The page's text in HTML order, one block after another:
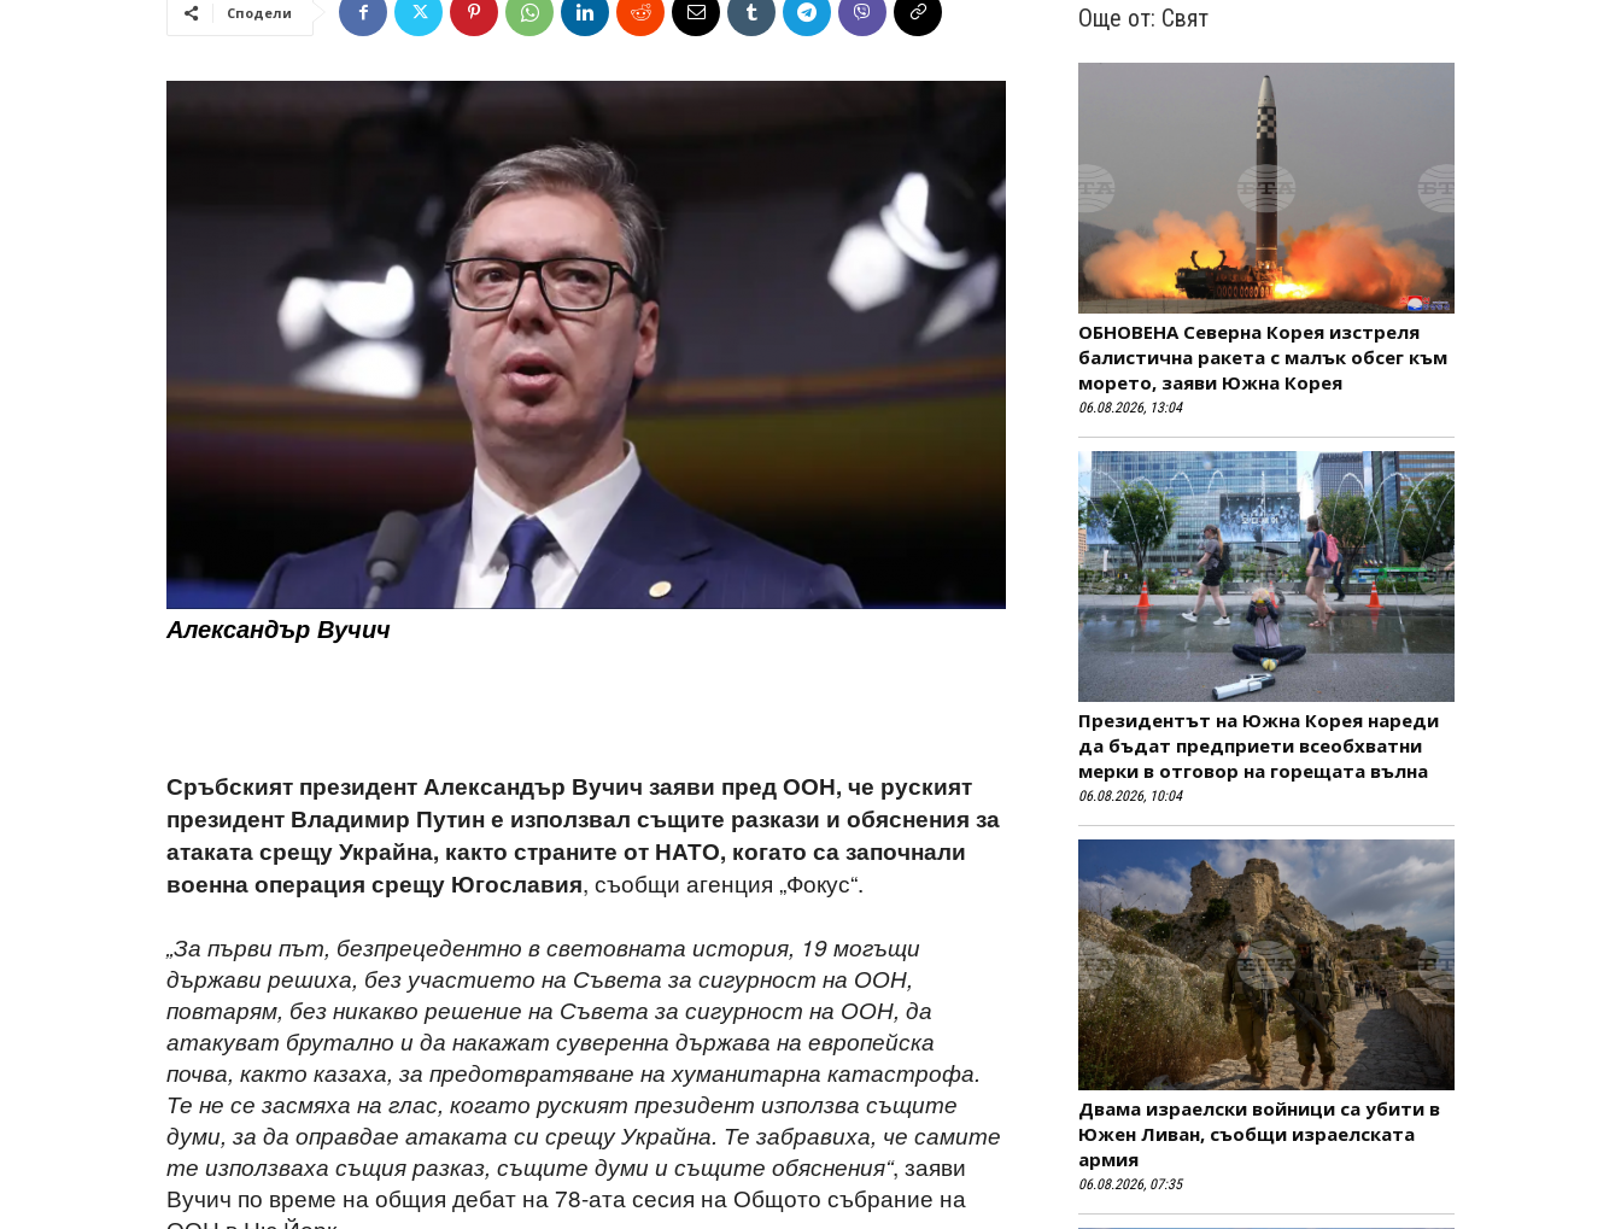
Сподели
Александър Вучич
Сръбският президент Александър Вучич заяви пред ООН, че руският
президент Владимир Путин е използвал същите разкази и обяснения за
атаката срещу Украйна, както страните от НАТО, когато са започнали
военна операция срещу Югославия, съобщи агенция „Фокус“.
„За първи път, безпрецедентно в световната история, 19 могъщи
държави решиха, без участието на Съвета за сигурност на ООН,
повтарям, без никакво решение на Съвета за сигурност на ООН, да
атакуват брутално и да накажат суверенна държава на европейска
почва, както казаха, за предотвратяване на хуманитарна катастрофа.
Те не се засмяха на глас, когато руският президент използва същите
думи, за да оправдае атаката си срещу Украйна. Те забравиха, че самите
те използваха същия разказ, същите думи и същите обяснения“, заяви
Вучич по време на общия дебат на 78-ата сесия на Общото събрание на
Още от: Свят
ОБНОВЕНА Северна Корея изстреля
балистична ракета с малък обсег към
морето, заяви Южна Корея
06.08.2026, 13:04
Президентът на Южна Корея нареди
да бъдат предприети всеобхватни
мерки в отговор на горещата вълна
06.08.2026, 10:04
Двама израелски войници са убити в
Южен Ливан, съобщи израелската
армия
06.08.2026, 07:35